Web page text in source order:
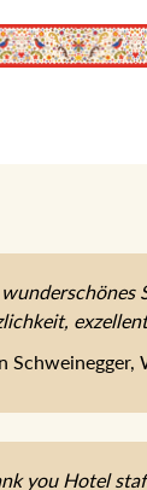
Schweinegger,
you Hotel